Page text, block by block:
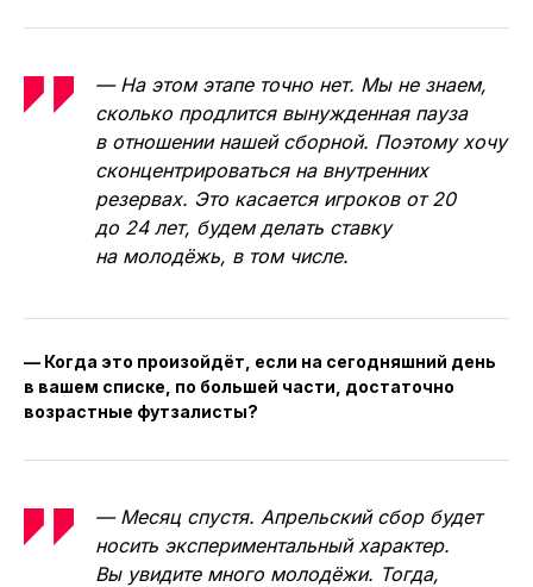
— На этом этапе точно нет. Мы не знаем,
сколько продлится вынужденная пауза
в отношении нашей сборной. Поэтому хочу
сконцентрироваться на внутренних
резервах. Это касается игроков от 20
до 24 лет, будем делать ставку
на молодёжь, в том числе.
— Когда это произойдёт, если на сегодняшний день
в вашем списке, по большей части, достаточно
возрастные футзалисты?
— Месяц спустя. Апрельский сбор будет
носить экспериментальный характер.
Вы увидите много молодёжи. Тогда,